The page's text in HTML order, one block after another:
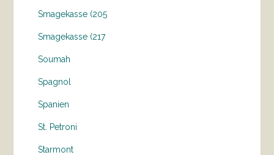
Smagekasse (205
Smagekasse (217
Soumah
Spagnol
Spanien
St. Petroni
Starmont